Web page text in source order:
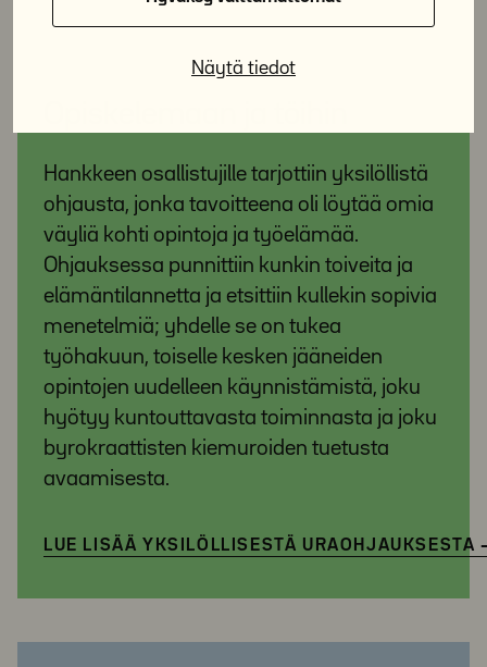
Näytä tiedot
Hankkeen osallistujille tarjottiin yksilöllistä
ohjausta, jonka tavoitteena oli löytää omia
väyliä kohti opintoja ja työelämää.
Ohjauksessa punnittiin kunkin toiveita ja
elämäntilannetta ja etsittiin kullekin sopivia
menetelmiä; yhdelle se on tukea
työhakuun, toiselle kesken jääneiden
opintojen uudelleen käynnistämistä, joku
hyötyy kuntouttavasta toiminnasta ja joku
byrokraattisten kiemuroiden tuetusta
avaamisesta.
LUE LISÄÄ YKSILÖLLISESTÄ URAOHJAUKSESTA